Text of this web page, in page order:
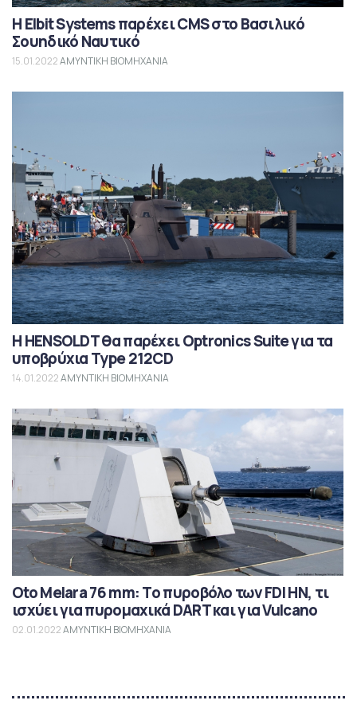
Η Elbit Systems παρέχει CMS στο Βασιλικό
Σουηδικό Ναυτικό
15.01.2022ΑΜΥΝΤΙΚΗ ΒΙΟΜΗΧΑΝΙΑ
Η HENSOLDT θα παρέχει Optronics Suite για τα
υποβρύχια Type 212CD
14.01.2022ΑΜΥΝΤΙΚΗ ΒΙΟΜΗΧΑΝΙΑ
Oto Melara 76 mm: Το πυροβόλο των FDI HN, τι
ισχύει για πυρομαχικά DART και για Vulcano
02.01.2022ΑΜΥΝΤΙΚΗ ΒΙΟΜΗΧΑΝΙΑ